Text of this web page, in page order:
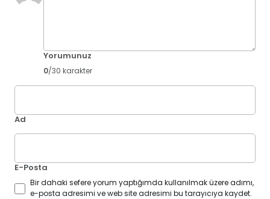
Yorumunuz
0/30 karakter
Ad
E-Posta
Bir dahaki sefere yorum yaptığımda kullanılmak üzere adımı,
e-posta adresimi ve web site adresimi bu tarayıcıya kaydet.